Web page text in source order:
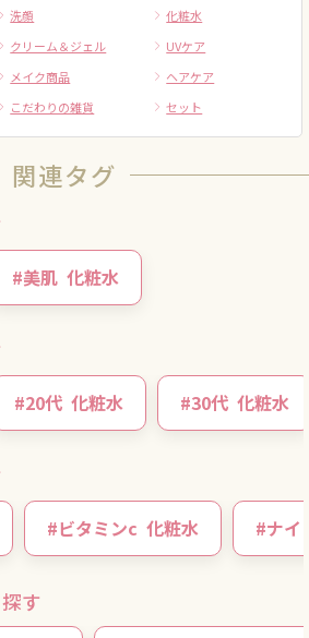
洗顔
化粧水
クリーム＆ジェル
UVケア
メイク商品
ヘアケア
こだわりの雑貨 セット
関連タグ
#美肌 化粧水
#20代 化粧水 #30代 化粧水
#ビタミンc 化粧水 #ナイ
す